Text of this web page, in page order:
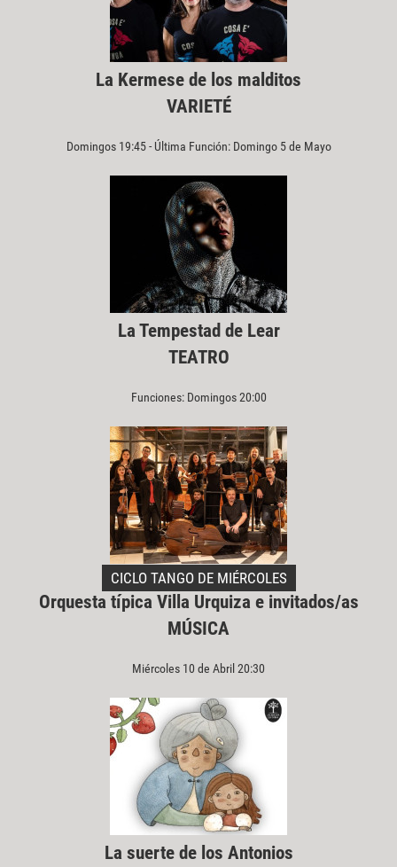
La Kermese de los malditos
VARIETÉ
Domingos 19:45 - Última Función: Domingo 5 de Mayo
La Tempestad de Lear
TEATRO
Funciones: Domingos 20:00
CICLO TANGO DE MIÉRCOLES
Orquesta típica Villa Urquiza e invitados/as
MÚSICA
Miércoles 10 de Abril 20:30
La suerte de los Antonios